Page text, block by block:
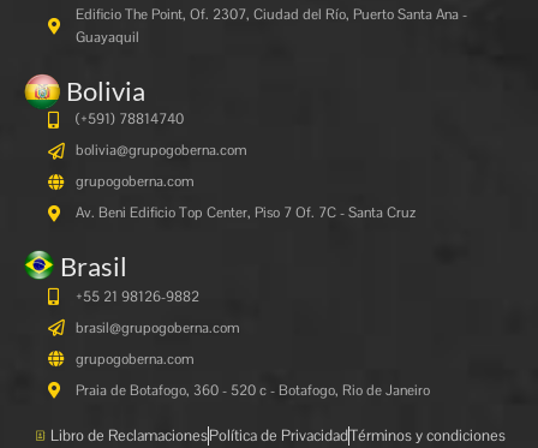
Edificio The Point, Of. 2307, Ciudad del Río, Puerto Santa Ana -
Guayaquil
Bolivia
(+591) 78814740
bolivia@grupogoberna.com
grupogoberna.com
Av. Beni Edificio Top Center, Piso 7 Of. 7C - Santa Cruz
Brasil
+55 21 98126-9882
brasil@grupogoberna.com
grupogoberna.com
Praia de Botafogo, 360 - 520 c - Botafogo, Rio de Janeiro
Libro de ReclamacionesPolítica de PrivacidadTérminos y condiciones